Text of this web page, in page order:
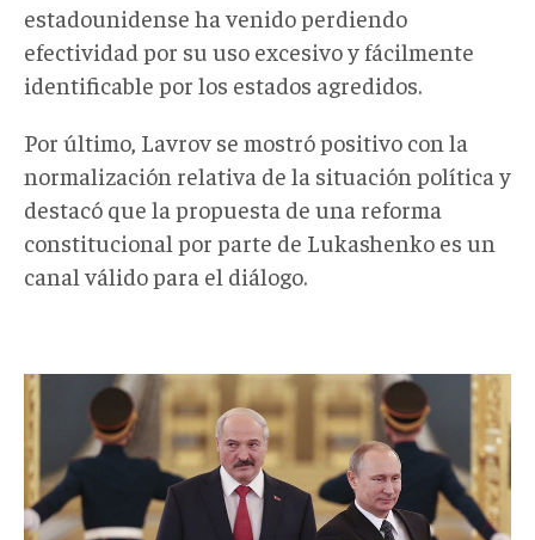
estadounidense ha venido perdiendo
efectividad por su uso excesivo y fácilmente
identificable por los estados agredidos.
Por último, Lavrov se mostró positivo con la
normalización relativa de la situación política y
destacó que la propuesta de una reforma
constitucional por parte de Lukashenko es un
canal válido para el diálogo.